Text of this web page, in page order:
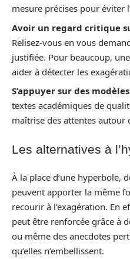
mesure précises pour éviter
Avoir un regard critique
Relisez-vous en vous
justifiée. Pour beaucoup,
aider à détecter les
S’appuyer sur des
textes académiques de
maîtrise des attentes autour
Les alternatives à
À la place d’une hyperbole,
peuvent apporter la même
recourir à l’exagération. En
peut être renforcée grâce à
ou même des anecdotes
qu’elles n’embellissent.